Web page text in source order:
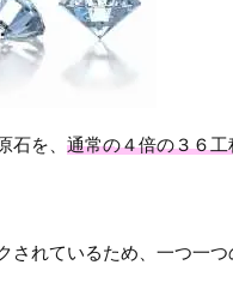
を、 通常の４倍の３６工
されているため、一つ一